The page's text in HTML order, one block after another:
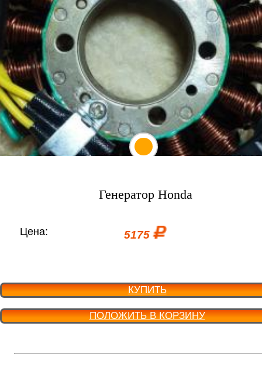
Генератор Honda
Цена: 5175
КУПИТЬ
ПОЛОЖИТЬ В КОРЗИНУ